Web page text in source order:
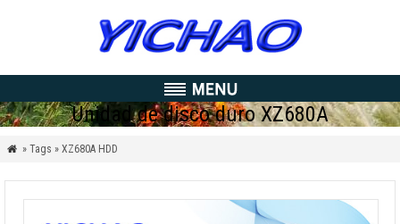
Unidad de disco duro XZ680A
 » Tags » XZ680A HDD